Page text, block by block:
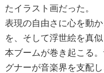
たイラスト画だった。
表現の自由さに心を動
を、そして浮世絵を真
本ブームが巻き起こる
グナーが音楽界を支配